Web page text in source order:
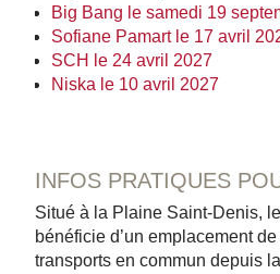
Big Bang le samedi 19
Sofiane Pamart le 17 avril
SCH le 24 avril 2027
Niska le 10 avril 2027
INFOS PRATIQUES
Situé à la Plaine Saint-Denis,
bénéficie d’un emplacement
transports en commun depuis